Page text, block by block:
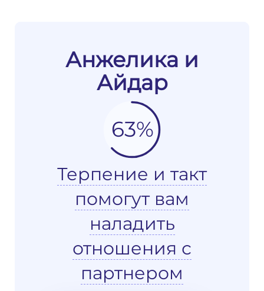
Анжелика и
Айдар
63%
Терпение и такт
помогут вам
наладить
отношения с
партнером